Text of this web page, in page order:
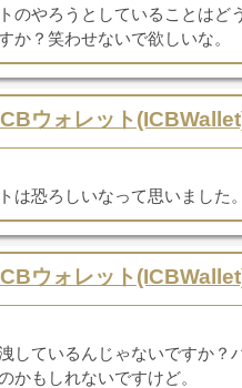
のやろうとしていることは
か？笑わせないで欲しいな。
ウォレット
は恐ろしいなって思いまし
ウォレット
しているんじゃないですか？
かもしれないですけど。